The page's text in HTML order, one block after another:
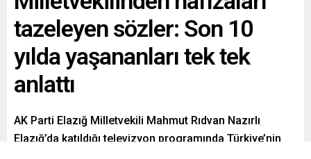
tazeleyen sözler: Son 10
yılda yaşananları tek tek
anlattı
AK Parti Elazığ Milletvekili Mahmut Rıdvan Nazırlı
Elazığ’da katıldığı televizyon programında Türkiye’nin